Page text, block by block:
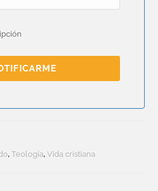
,Teología,Vida cristiana